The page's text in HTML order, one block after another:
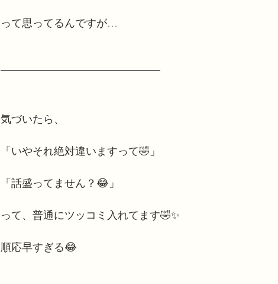
って思ってるんですが…
━━━━━━━━━━━━━━━
気づいたら、
「いやそれ絶対違いますって🤣」
「話盛ってません？😂」
って、普通にツッコミ入れてます🤣✨
順応早すぎる😂